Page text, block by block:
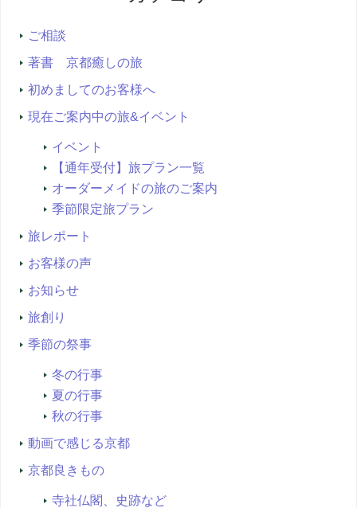
ご相談
著書 京都癒しの旅
初めましてのお客様へ
現在ご案内中の旅&イベント
イベント
【通年受付】旅プラン一覧
オーダーメイドの旅のご案内
季節限定旅プラン
旅レポート
お客様の声
お知らせ
旅創り
季節の祭事
冬の行事
夏の行事
秋の行事
動画で感じる京都
京都良きもの
寺社仏閣、史跡など